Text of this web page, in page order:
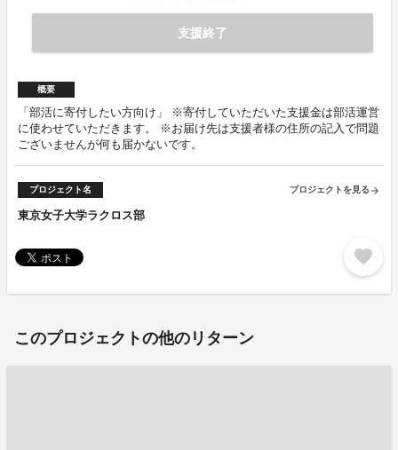
支援終了
概要
「部活に寄付したい方向け」 ※寄付していただいた支援金は部活運営
に使わせていただきます。 ※お届け先は支援者様の住所の記入で問題
ございませんが何も届かないです。
プロジェクト名 プロジェクトを見る arrow_forward
東京女子大学ラクロス部
favorite
このプロジェクトの他のリターン